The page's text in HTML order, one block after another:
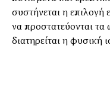
συστήνεται η
να προστατεύονται
διατηρείται η